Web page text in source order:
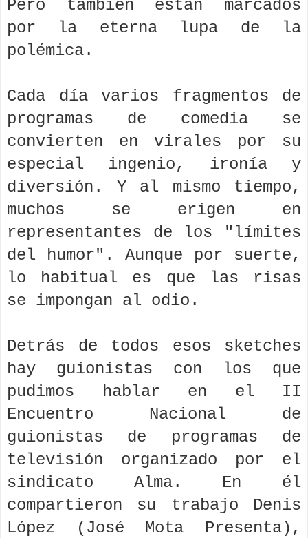
Pero también están marcados
por la eterna lupa de la
polémica.
Cada día varios fragmentos de
programas de comedia se
convierten en virales por su
especial ingenio, ironía y
diversión. Y al mismo tiempo,
muchos se erigen en
representantes de los "límites
del humor". Aunque por suerte,
lo habitual es que las risas
se impongan al odio.
Detrás de todos esos sketches
hay guionistas con los que
pudimos hablar en el II
Encuentro Nacional de
guionistas de programas de
televisión organizado por el
sindicato Alma. En él
compartieron su trabajo Denis
López (José Mota Presenta),